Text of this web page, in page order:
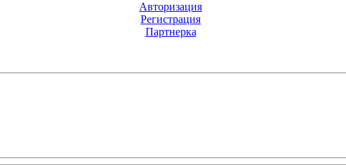
Авторизация
Регистрация
Партнерка